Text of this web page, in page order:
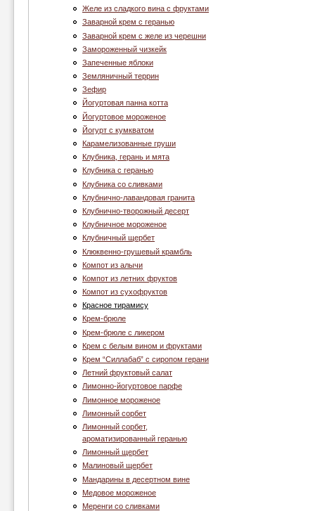
Желе из сладкого вина с фруктами
Заварной крем с геранью
Заварной крем с желе из черешни
Замороженный чизкейк
Запеченные яблоки
Земляничный террин
Зефир
Йогуртовая панна котта
Йогуртовое мороженое
Йогурт с кумкватом
Карамелизованные груши
Клубника, герань и мята
Клубника c геранью
Клубника со сливками
Клубнично-лавандовая гранита
Клубнично-творожный десерт
Клубничное мороженое
Клубничный щербет
Клюквенно-грушевый крамбль
Компот из алычи
Компот из летних фруктов
Компот из сухофруктов
Красное тирамису
Крем-брюле
Крем-брюле с ликером
Крем с белым вином и фруктами
Крем “Cиллабаб” с сиропом герани
Летний фруктовый салат
Лимонно-йогуртовое парфе
Лимонное мороженое
Лимонный сорбет
Лимонный сорбет,
ароматизированный геранью
Лимонный щербет
Малиновый щербет
Мандарины в десертном вине
Медовое мороженое
Меренги со сливками